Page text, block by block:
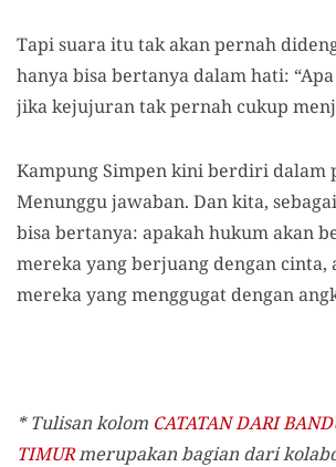
Tapi suara itu tak akan pernah
hanya bisa bertanya dalam hati:
jika kejujuran tak pernah cukup
Kampung Simpen kini berdiri dalam
Menunggu jawaban. Dan kita,
bisa bertanya: apakah hukum akan
mereka yang berjuang dengan cinta,
mereka yang menggugat dengan
* Tulisan kolom CATATAN DARI
TIMURmerupakan bagian dari